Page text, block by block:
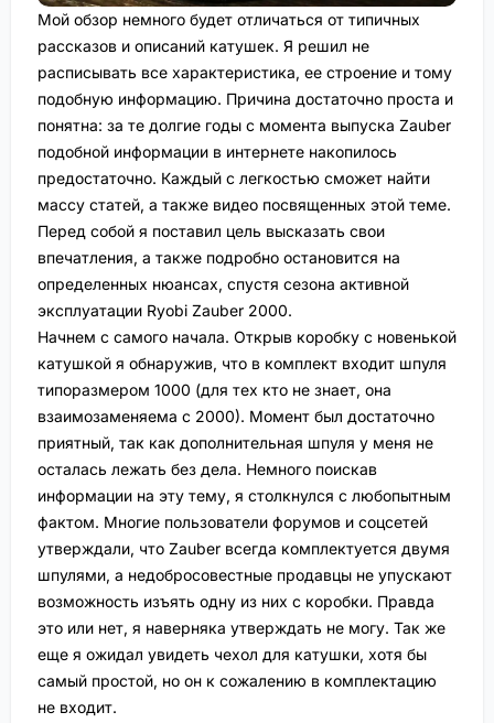
Мой обзор немного будет отличаться от типичных
рассказов и описаний катушек. Я решил не
расписывать все характеристика, ее строение и тому
подобную информацию. Причина достаточно проста и
понятна: за те долгие годы с момента выпуска Zauber
подобной информации в интернете накопилось
предостаточно. Каждый с легкостью сможет найти
массу статей, а также видео посвященных этой теме.
Перед собой я поставил цель высказать свои
впечатления, а также подробно остановится на
определенных нюансах, спустя сезона активной
эксплуатации Ryobi Zauber 2000.
Начнем с самого начала. Открыв коробку с новенькой
катушкой я обнаружив, что в комплект входит шпуля
типоразмером 1000 (для тех кто не знает, она
взаимозаменяема с 2000). Момент был достаточно
приятный, так как дополнительная шпуля у меня не
осталась лежать без дела. Немного поискав
информации на эту тему, я столкнулся с любопытным
фактом. Многие пользователи форумов и соцсетей
утверждали, что Zauber всегда комплектуется двумя
шпулями, а недобросовестные продавцы не упускают
возможность изъять одну из них с коробки. Правда
это или нет, я наверняка утверждать не могу. Так же
еще я ожидал увидеть чехол для катушки, хотя бы
самый простой, но он к сожалению в комплектацию
не входит.